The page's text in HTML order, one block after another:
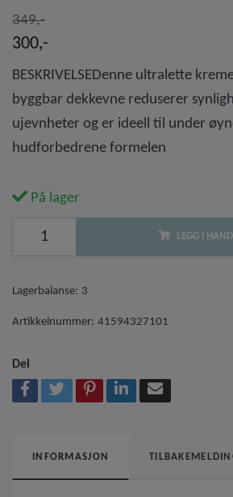
349,-
300,-
BESKRIVELSEDenne ultralette
byggbar dekkevne reduserer
ujevnheter og er ideell til under
hudforbedrene formelen
På lager
LEGG I
Lagerbalanse: 3
Artikkelnummer: 41594327101
Del
INFORMASJON